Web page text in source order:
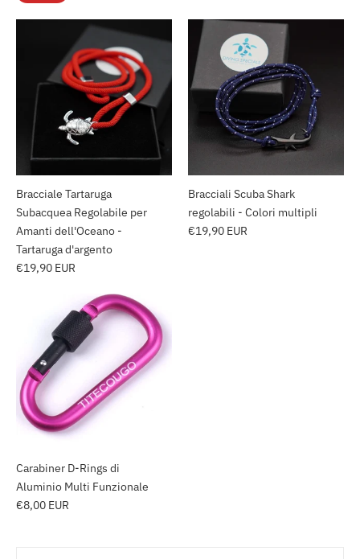
Bracciale Tartaruga
Subacquea Regolabile per
Amanti dell'Oceano -
Tartaruga d'argento
€19,90 EUR
Bracciali Scuba Shark
regolabili - Colori multipli
€19,90 EUR
Carabiner D-Rings di
Aluminio Multi Funzionale
€8,00 EUR